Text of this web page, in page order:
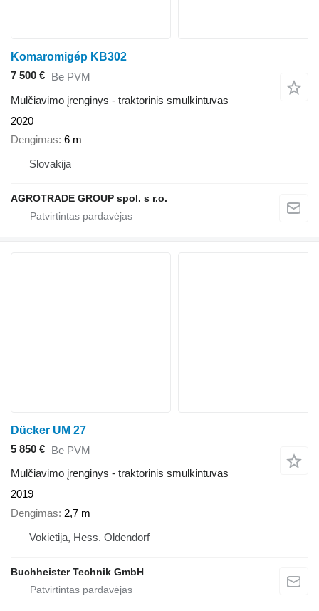
Komaromigép KB302
7 500 € Be PVM
Mulčiavimo įrenginys - traktorinis smulkintuvas
2020
Dengimas 6 m
Slovakija
AGROTRADE GROUP spol. s r.o.
Dücker UM 27
5 850 € Be PVM
Mulčiavimo įrenginys - traktorinis smulkintuvas
2019
Dengimas 2,7 m
Vokietija, Hess. Oldendorf
Buchheister Technik GmbH